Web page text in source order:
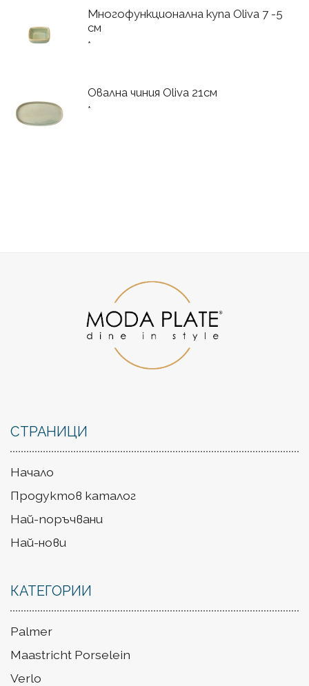
Многофункционална купа Oliva 7 -5
cм
*
Овална чиния Oliva 21см
*
СТРАНИЦИ
Начало
Продуктов каталог
Най-поръчвани
Най-нови
КАТЕГОРИИ
Palmer
Maastricht Porselein
Verlo